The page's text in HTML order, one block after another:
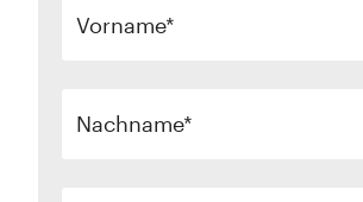
Vorname
Nachname